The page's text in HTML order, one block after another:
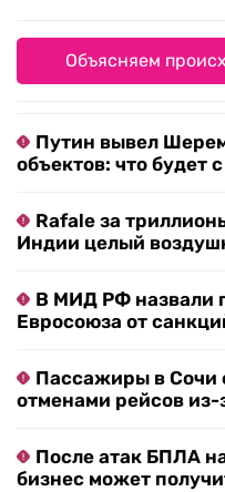
Объясняем
Путин вывел
объектов: что будет
Rafale за
Индии целый
В МИД РФ назвали
Евросоюза от
Пассажиры в Сочи
отменами рейсов
После атак БПЛА
бизнес может